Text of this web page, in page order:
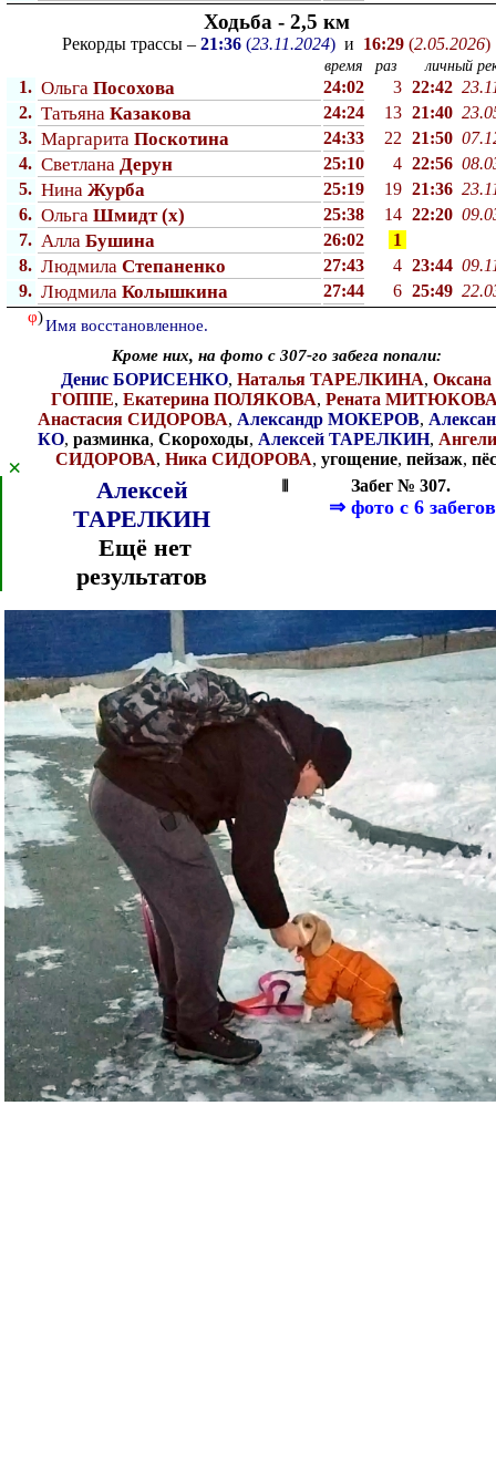
Ходьба - 2,5 км
Рекорды трассы –21:36 (23.11.2024) и 16:29 (2.05.2026)
время раз личный
1. Ольга Посохова 24:02 3 22:42
2. Татьяна Казакова 24:24 13 21:40
3. Маргарита Поскотина 24:33 22 21:50
4. Светлана Дерун 25:10 4 22:56
5. Нина Журба 25:19 19 21:36
6. Ольга Шмидт (x) 25:38 14 22:20
7. Алла Бушина 26:02
1
8. Людмила Степаненко 27:43 4 23:44
9. Людмила Колышкина 27:44 6 25:49
φ)Имя восстановленное.
Кроме них, на фото с 307-го забега попали:
Денис БОРИСЕНКО,Наталья ТАРЕЛКИНА,Оксана
ГОППЕ, Екатерина ПОЛЯКОВА, Рената
Анастасия СИДОРОВА, Александр МОКЕРОВ,
КО, разминка, Скороходы, Алексей ТАРЕЛКИН,
СИДОРОВА,Ника СИДОРОВА,угощение,пейзаж,
Забег № 307.
⇒ фото с 6 забегов
⦀
×
Алексей
ТАРЕЛКИН
Ещё нет
результатов